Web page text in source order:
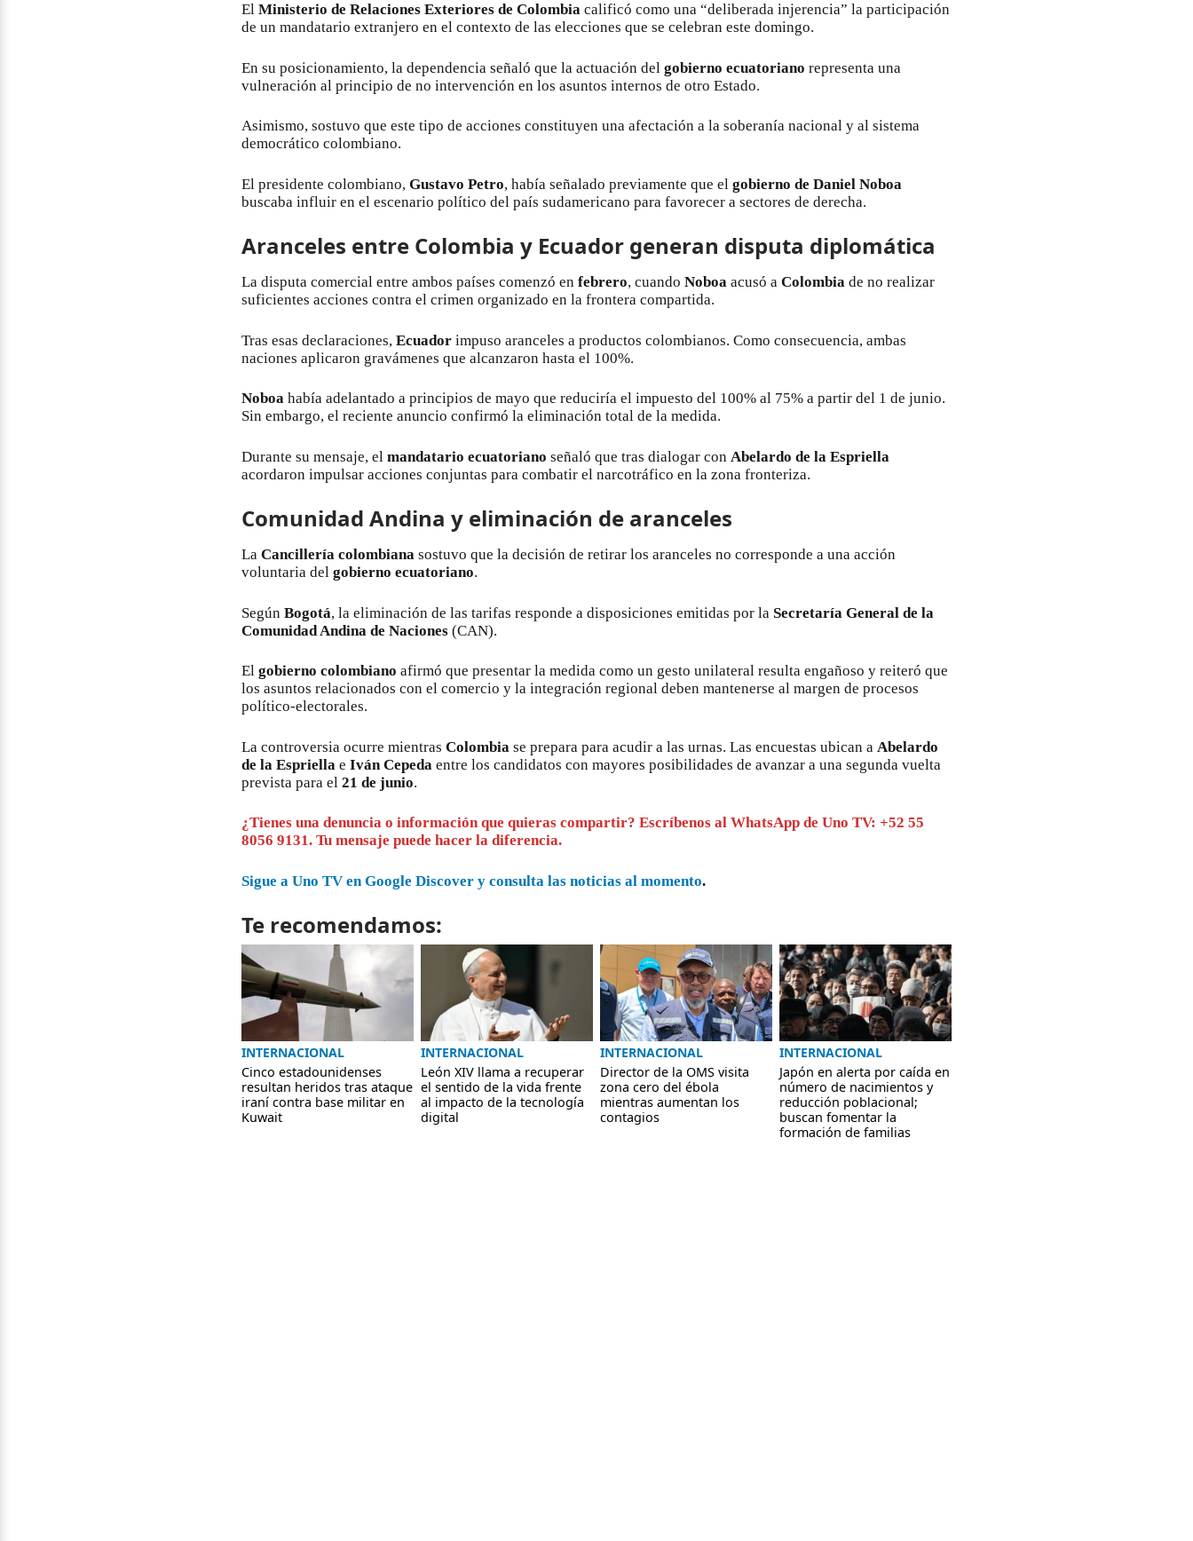
El Ministerio de Relaciones Exteriores de Colombia calificó como una “deliberada injerencia” la participación
de un mandatario extranjero en el contexto de las elecciones que se celebran este domingo.
En su posicionamiento, la dependencia señaló que la actuación del gobierno ecuatoriano representa una
vulneración al principio de no intervención en los asuntos internos de otro Estado.
Asimismo, sostuvo que este tipo de acciones constituyen una afectación a la soberanía nacional y al sistema
democrático colombiano.
El presidente colombiano, Gustavo Petro, había señalado previamente que el gobierno de Daniel Noboa
buscaba influir en el escenario político del país sudamericano para favorecer a sectores de derecha.
Aranceles entre Colombia y Ecuador generan disputa diplomática
La disputa comercial entre ambos países comenzó en febrero, cuando Noboa acusó a Colombia de no realizar
suficientes acciones contra el crimen organizado en la frontera compartida.
Tras esas declaraciones, Ecuador impuso aranceles a productos colombianos. Como consecuencia, ambas
naciones aplicaron gravámenes que alcanzaron hasta el 100%.
Noboa había adelantado a principios de mayo que reduciría el impuesto del 100% al 75% a partir del 1 de junio.
Sin embargo, el reciente anuncio confirmó la eliminación total de la medida.
Durante su mensaje, el mandatario ecuatoriano señaló que tras dialogar con Abelardo de la Espriella
acordaron impulsar acciones conjuntas para combatir el narcotráfico en la zona fronteriza.
Comunidad Andina y eliminación de aranceles
La Cancillería colombiana sostuvo que la decisión de retirar los aranceles no corresponde a una acción
voluntaria del gobierno ecuatoriano.
Según Bogotá, la eliminación de las tarifas responde a disposiciones emitidas por la Secretaría General de la
Comunidad Andina de Naciones (CAN).
El gobierno colombiano afirmó que presentar la medida como un gesto unilateral resulta engañoso y reiteró que
los asuntos relacionados con el comercio y la integración regional deben mantenerse al margen de procesos
político-electorales.
La controversia ocurre mientras Colombia se prepara para acudir a las urnas. Las encuestas ubican a Abelardo
de la Espriella e Iván Cepeda entre los candidatos con mayores posibilidades de avanzar a una segunda vuelta
prevista para el 21 de junio.
¿Tienes una denuncia o información que quieras compartir? Escríbenos al WhatsApp de Uno TV: +52 55
8056 9131. Tu mensaje puede hacer la diferencia.
Sigue a Uno TV en Google Discover y consulta las noticias al momento.
Te recomendamos:
INTERNACIONAL
Cinco estadounidenses
resultan heridos tras ataque
iraní contra base militar en
Kuwait
INTERNACIONAL
León XIV llama a recuperar
el sentido de la vida frente
al impacto de la tecnología
digital
INTERNACIONAL
Director de la OMS visita
zona cero del ébola
mientras aumentan los
contagios
INTERNACIONAL
Japón en alerta por caída en
número de nacimientos y
reducción poblacional;
buscan fomentar la
formación de familias